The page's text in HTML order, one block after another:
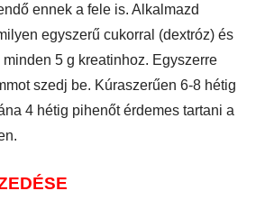
ennek a fele is. Alkalmazd
egyszerű cukorral (dextróz) és
5 g kreatinhoz. Egyszerre
szedj be. Kúraszerűen 6-8 hétig
4 hétig pihenőt érdemes tartani a